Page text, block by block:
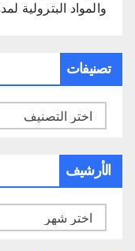
والمواد البترولية لمدة 3
تصنيفات
تصنيفات
الأرشيف
الأرشيف